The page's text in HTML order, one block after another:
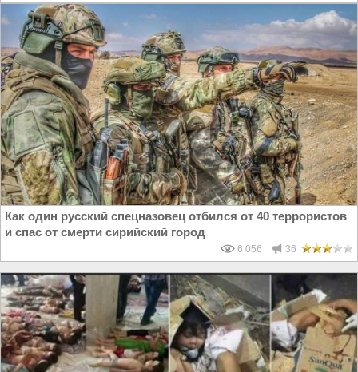
Как один русский спецназовец отбился от 40 террористов
и спас от смерти сирийский город
6 056 36